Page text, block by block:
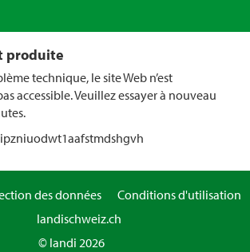
produite
technique, le site Web n’est
accessible. Veuillez essayer à nouveau
des données
Conditions d'utilisation
landischweiz.ch
© landi 2026